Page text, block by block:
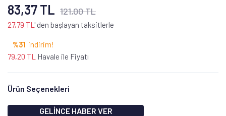
83,37 TL 121,00 TL
27,79 TL ' den başlayan taksitlerle
%31 indirim!
79,20 TL
Havale ile Fiyatı
Ürün Seçenekleri
GELİNCE HABER VER